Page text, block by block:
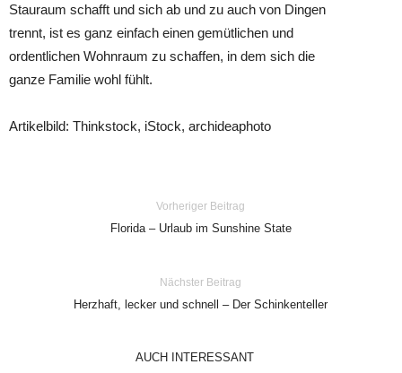
Stauraum schafft und sich ab und zu auch von Dingen
trennt, ist es ganz einfach einen gemütlichen und
ordentlichen Wohnraum zu schaffen, in dem sich die
ganze Familie wohl fühlt.
Artikelbild: Thinkstock, iStock, archideaphoto
Vorheriger Beitrag
Florida – Urlaub im Sunshine State
Nächster Beitrag
Herzhaft, lecker und schnell – Der Schinkenteller
AUCH INTERESSANT